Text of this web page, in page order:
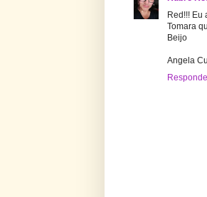
Red!!! Eu
Tomara
Beijo
Angela